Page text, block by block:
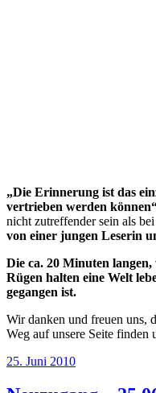
„Die Erinnerung ist das
vertrieben werden
nicht zutreffender sein als
von einer jungen Leserin
Die ca. 20 Minuten
Rügen halten eine Welt
gegangen ist.
Wir danken und freuen uns,
Weg auf unsere Seite finden
Veröffentlicht
25. Juni 2010